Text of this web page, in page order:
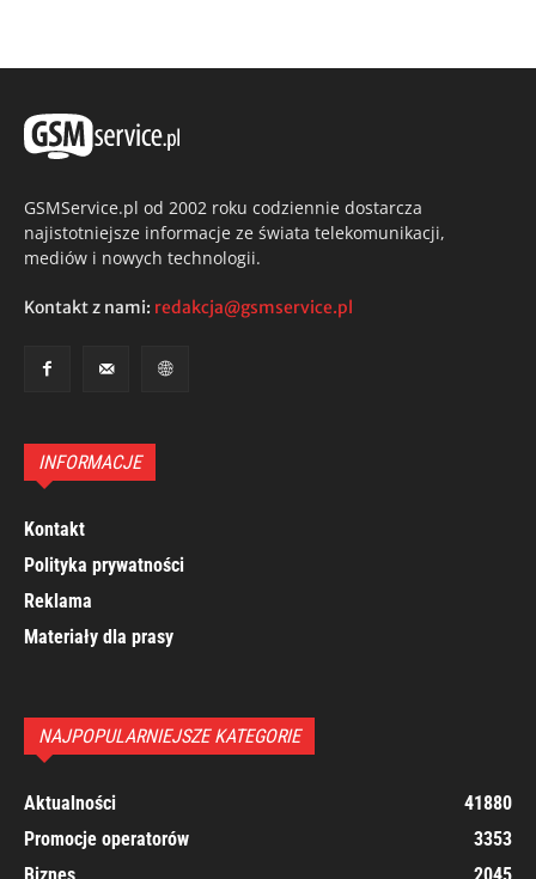
GSMService.pl od 2002 roku codziennie dostarcza
najistotniejsze informacje ze świata telekomunikacji,
mediów i nowych technologii.
Kontakt z nami: redakcja@gsmservice.pl
INFORMACJE
Kontakt
Polityka prywatności
Reklama
Materiały dla prasy
NAJPOPULARNIEJSZE KATEGORIE
Aktualności
41880
Promocje operatorów
3353